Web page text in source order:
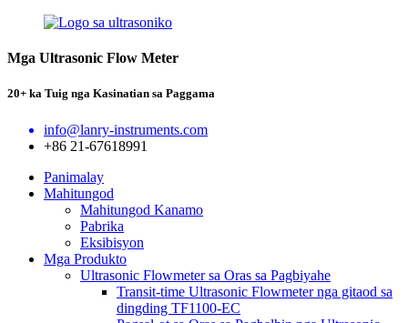
Mga Ultrasonic Flow Meter
20+ ka Tuig nga Kasinatian sa Paggama
info@lanry-instruments.com
+86 21-67618991
Panimalay
Mahitungod
Mahitungod Kanamo
Pabrika
Eksibisyon
Mga Produkto
Ultrasonic Flowmeter sa Oras sa Pagbiyahe
Transit-time Ultrasonic Flowmeter nga gitaod sa
dingding TF1100-EC